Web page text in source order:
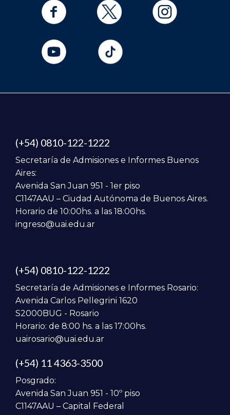
(+54) 0810-122-1222
Secretaría de Admisiones e Informes Buenos
Aires:
Avenida San Juan 951 - 1er piso
C1147AAU – Ciudad Autónoma de Buenos Aires.
Horario de 10:00hs. a las 18:00hs.
ingreso@uai.edu.ar
(+54) 0810-122-1222
Secretaría de Admisiones e Informes Rosario:
Avenida Carlos Pellegrini 1620
S2000BUG - Rosario
Horario: de 8:00 hs. a las 17:00hs.
uairosario@uai.edu.ar
(+54) 11 4363-3500
Posgrado:
Avenida San Juan 951 - 10º piso
C1147AAU – Capital Federal